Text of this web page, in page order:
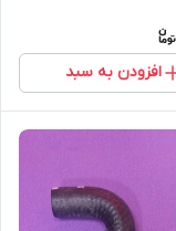
افزودن به سبد